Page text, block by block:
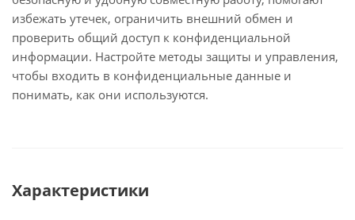
избежать утечек, ограничить внешний обмен и
проверить общий доступ к конфиденциальной
информации. Настройте методы защиты и управления,
чтобы входить в конфиденциальные данные и
понимать, как они используются.
Характеристики